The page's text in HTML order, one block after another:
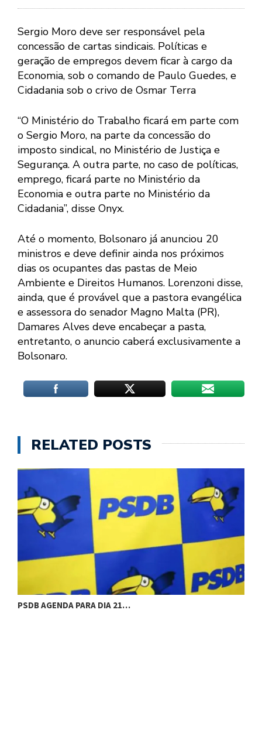
Sergio Moro deve ser responsável pela
concessão de cartas sindicais. Políticas e
geração de empregos devem ficar à cargo da
Economia, sob o comando de Paulo Guedes, e
Cidadania sob o crivo de Osmar Terra
“O Ministério do Trabalho ficará em parte com
o Sergio Moro, na parte da concessão do
imposto sindical, no Ministério de Justiça e
Segurança. A outra parte, no caso de políticas,
emprego, ficará parte no Ministério da
Economia e outra parte no Ministério da
Cidadania”, disse Onyx.
Até o momento, Bolsonaro já anunciou 20
ministros e deve definir ainda nos próximos
dias os ocupantes das pastas de Meio
Ambiente e Direitos Humanos. Lorenzoni disse,
ainda, que é provável que a pastora evangélica
e assessora do senador Magno Malta (PR),
Damares Alves deve encabeçar a pasta,
entretanto, o anuncio caberá exclusivamente a
Bolsonaro.
RELATED POSTS
PSDB AGENDA PARA DIA 21…